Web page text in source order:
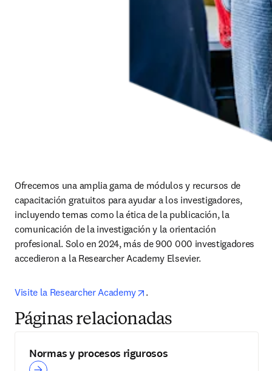
Ofrecemos una amplia gama de módulos y recursos de
capacitación gratuitos para ayudar a los investigadores,
incluyendo temas como la ética de la publicación, la
comunicación de la investigación y la orientación
profesional. Solo en 2024, más de 900 000 investigadores
accedieron a la Researcher Academy Elsevier.
Visite la Researcher Academy opens in new tab/window
.
Páginas relacionadas
Normas y procesos rigurosos